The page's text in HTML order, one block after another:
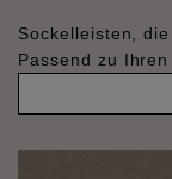
Sockelleisten,
Passend zu